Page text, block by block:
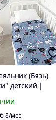
(Бязь)
детский |
₴/мес